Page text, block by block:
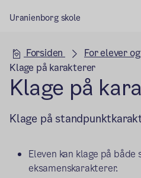
Uranienborg skole
Forsiden
For elever
Klage på karakterer
Klage på
Klage på
Eleven kan klage på
eksamenskarakterer.